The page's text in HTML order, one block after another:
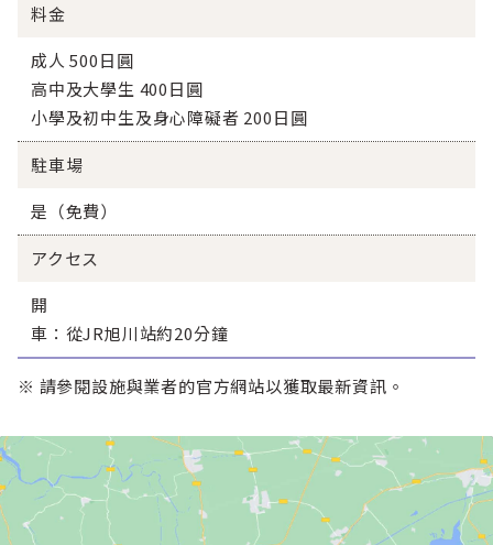
料金
成人 500日圓
高中及大學生 400日圓
小學及初中生及身心障礙者 200日圓
駐車場
是（免費）
アクセス
開
車：從JR旭川站約20分鐘
※ 請參閱設施與業者的官方網站以獲取最新資訊。